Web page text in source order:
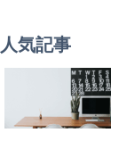
人気記事